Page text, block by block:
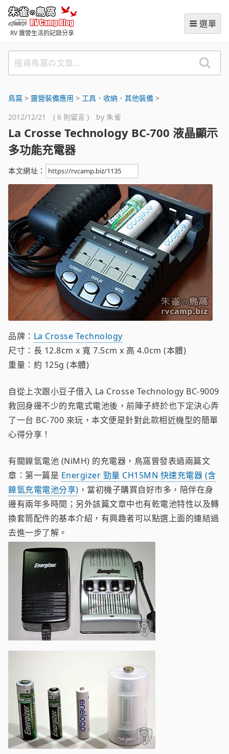
至
內
朱雀の鳥窩
RV 露營生活的記錄分享
選單
搜
尋
窩
文
章
鳥窩 > 露營裝備應用 > 工具．收納．其他裝備 >
2012/12/21 ( 6 則留言 ) by 朱雀
La Crosse Technology BC-700 液晶顯示
多功能充電器
本文網址：
品牌： La Crosse Technology
尺寸：長 12.8cm x 寬 7.5cm x 高 4.0cm (本體)
重量：約 125g (本體)
自從上次跟小豆子借入 La Crosse Technology BC-9009
救回身邊不少的充電式電池後，前陣子終於也下定決心弄
了一台 BC-700 來玩，本文便是針對此款相近機型的簡單
心得分享！
有關鎳氫電池 (NiMH) 的充電器，鳥窩曾發表過兩篇文
章：第一篇是 Energizer 勁量 CH15MN 快速充電器 (含
鎳氫充電電池分享) ，當初機子購買自好市多，陪伴在身
邊有兩年多時間；另外該篇文章中也有乾電池特性以及轉
換套筒配件的基本介紹，有興趣者可以點選上面的連結過
去進一步了解。